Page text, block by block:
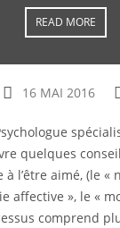
READ MORE
16 MAI 2016
quelques
l’être aimé, (le «
affective », le «
comprend